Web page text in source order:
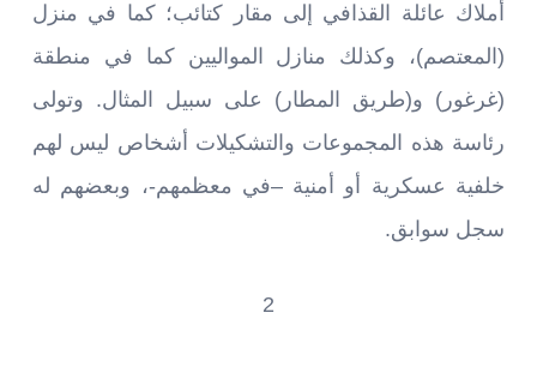
أملاك عائلة القذافي إلى مقار كتائب؛ كما في منزل
(المعتصم)، وكذلك منازل المواليين كما في منطقة
(غرغور) و(طريق المطار) على سبيل المثال. وتولى
رئاسة هذه المجموعات والتشكيلات أشخاص ليس لهم
خلفية عسكرية أو أمنية –في معظمهم-، وبعضهم له
سجل سوابق.
2